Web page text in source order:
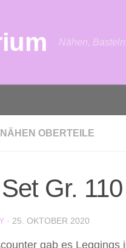
Nähen,
NÄHEN OBERTEILE
Gr. 110
· 25. OKTOBER 2020
gab es Leggings